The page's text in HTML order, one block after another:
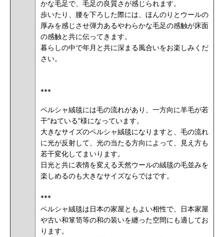
かな毛足で、毛足の良質さが感じられます。
歩いたり、腰を下ろした際には、ほんのりとウールの
厚みを感じさせ弾力あるやわらかな毛足の感触が床面
の感触と共に伝ってきます。
暮らしの中で年月と共に深まる風合いをお楽しみくだ
さい。
***
ペルシャ絨毯には毛の流れがあり、一方向に羊毛が若
干”ねている”様になっています。
大きなサイズのペルシャ絨毯になりますと、毛の流れ
に光が反射して、光の当たる方向によって、見え方も
若干変化してまいります。
日光と共に表情を変える天然ウールの絨毯の毛並みを
楽しめるのも大きなサイズならではです。
***
ペルシャ絨毯は日本の家屋ともよい相性で、日本家屋
や古い和箪笥等の和の装いを纏った空間にも適してお
ります。